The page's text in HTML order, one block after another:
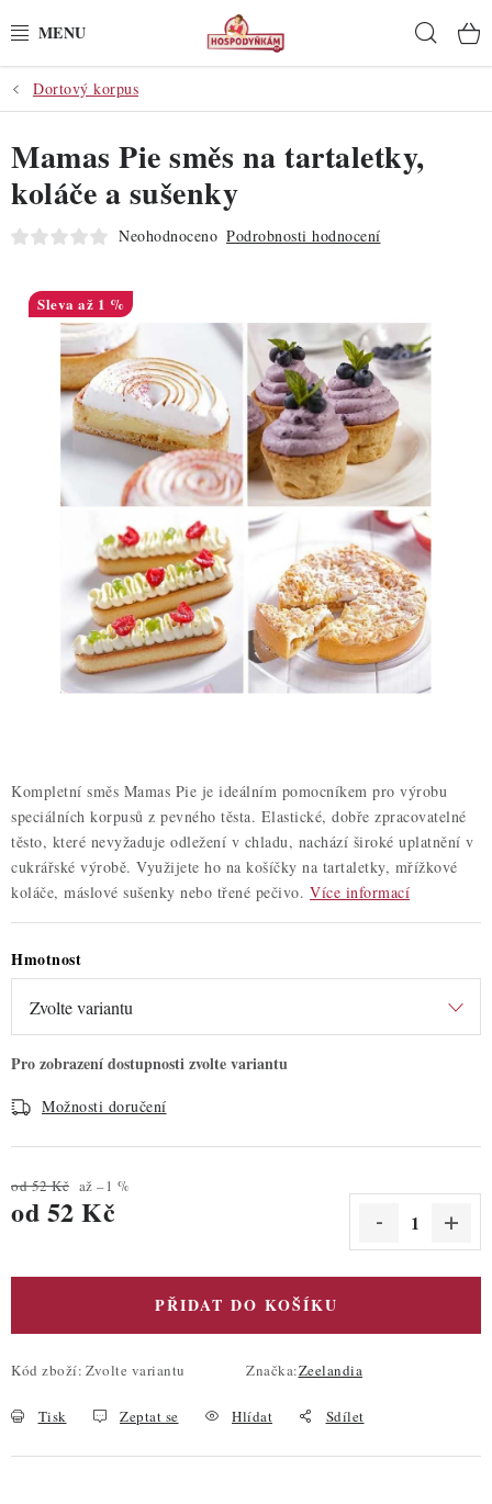
na
POTŘEBY
POMŮCKY
SUROVINY
PRO OSLAVY
DO KUCHYNĚ
POCHUTINY
ZDRAVÉ PEČENÍ
DÁRKOVÉ POUKAZY
TÉMATICKÉ PRODUKTY
PROFI BALENÍ
Nepřevzetí zásilky na dobírku
Obchodní podmínky
Hodnocení obchodu
Blog
Moje objednávka
Dortový korpus
Kompletní směs Mamas Pie je ideálním pomocníkem pro výrobu
speciálních korpusů z pevného těsta. Elastické, dobře zpracovatelné
těsto, které nevyžaduje odležení v chladu, nachází široké uplatnění v
cukrářské výrobě. Využijete ho na košíčky na tartaletky, mřížkové
koláče, máslové sušenky nebo třené pečivo. Více informací
Hmotnost
Možnosti doručení
od 52 Kč až –1 %
od 52 Kč
PŘIDAT DO KOŠÍKU
Kód zboží: Zvolte variantu Značka:Zeelandia
Tisk Zeptat se Hlídat Sdílet
Mamas Pie směs na tartaletky,
koláče a sušenky
Neohodnoceno Podrobnosti hodnocení
až 1 %